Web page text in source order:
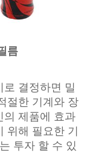
름
결정하면 밀
절한 기계와 장
의 제품에 효과
위해 필요한 기
투자 할 수 있